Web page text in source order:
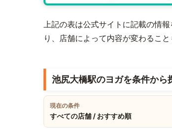
上記の表は公式サイトに記載の情
り、店舗によって内容が変わるこ
池尻大橋駅のヨガを条件から
現在の条件
すべての店舗 / おすすめ順